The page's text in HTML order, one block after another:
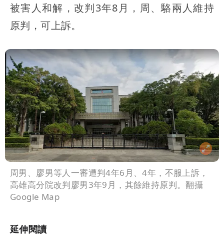
被害人和解，改判3年8月，周、駱兩人維持
原判，可上訴。
周男、廖男等人一審遭判4年6月、4年，不服上訴，
高雄高分院改判廖男3年9月，其餘維持原判。翻攝
Google Map
延伸閱讀